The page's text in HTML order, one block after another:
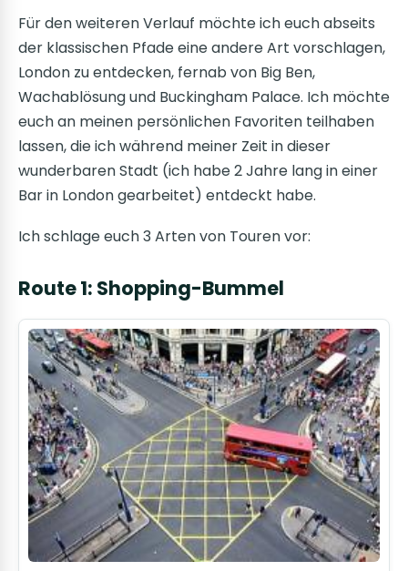
Für den weiteren Verlauf möchte ich euch abseits
der klassischen Pfade eine andere Art vorschlagen,
London zu entdecken, fernab von Big Ben,
Wachablösung und Buckingham Palace. Ich möchte
euch an meinen persönlichen Favoriten teilhaben
lassen, die ich während meiner Zeit in dieser
wunderbaren Stadt (ich habe 2 Jahre lang in einer
Bar in London gearbeitet) entdeckt habe.
Ich schlage euch 3 Arten von Touren vor:
Route 1: Shopping-Bummel